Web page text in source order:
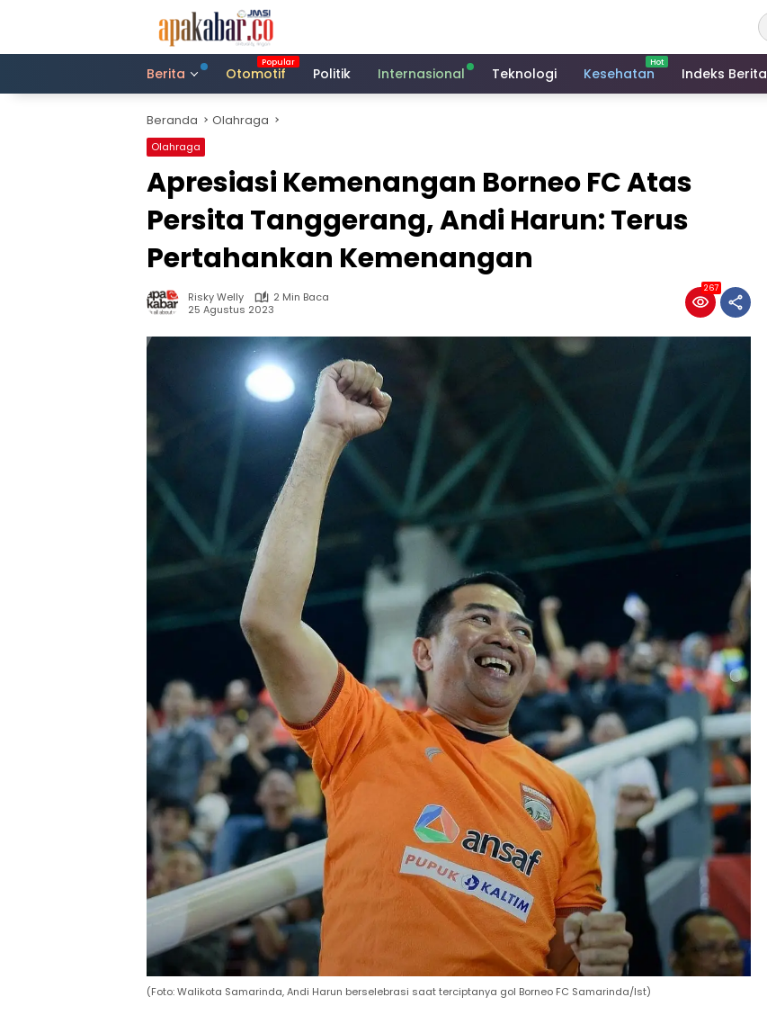
Berita
Otomotif Politik Internasional Teknologi Kesehatan Indeks Berita
Beranda Olahraga
Olahraga
Apresiasi Kemenangan Borneo FC Atas
Persita Tanggerang, Andi Harun: Terus
Pertahankan Kemenangan
Risky Welly
2 Min Baca
25 Agustus 2023
267
(Foto: Walikota Samarinda, Andi Harun berselebrasi saat terciptanya gol Borneo FC Samarinda/Ist)